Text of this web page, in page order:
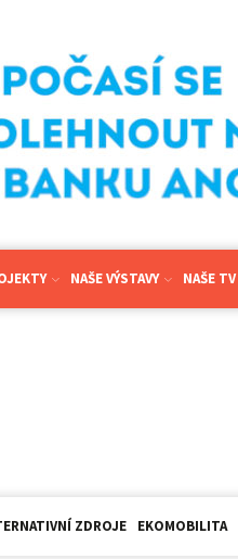
NAŠE VÝSTAVY NAŠE TV
ZDROJE EKOMOBILITA